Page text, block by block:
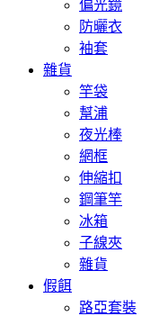
偏光鏡
防曬衣
袖套
雜貨
竿袋
幫浦
夜光棒
網框
伸縮扣
鋼筆竿
冰箱
子線夾
雜貨
假餌
路亞套裝